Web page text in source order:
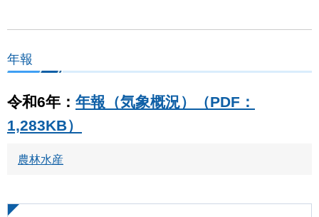
年報
令和6年： 年報（気象概況）（PDF：
1,283KB）
農林水産